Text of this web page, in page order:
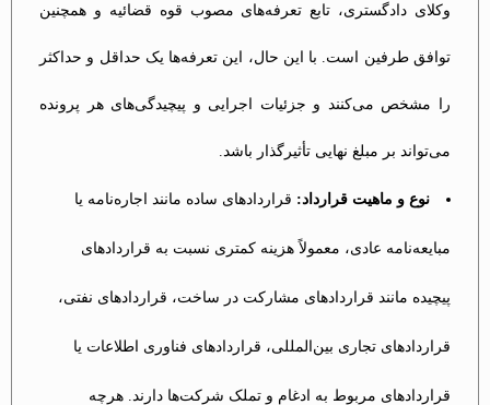
وکلای دادگستری، تابع تعرفه‌های مصوب قوه قضائیه و همچنین
توافق طرفین است. با این حال، این تعرفه‌ها یک حداقل و حداکثر
را مشخص می‌کنند و جزئیات اجرایی و پیچیدگی‌های هر پرونده
می‌تواند بر مبلغ نهایی تأثیرگذار باشد.
نوع و ماهیت قرارداد: قراردادهای ساده مانند اجاره‌نامه یا
مبایعه‌نامه عادی، معمولاً هزینه کمتری نسبت به قراردادهای
پیچیده مانند قراردادهای مشارکت در ساخت، قراردادهای نفتی،
قراردادهای تجاری بین‌المللی، قراردادهای فناوری اطلاعات یا
قراردادهای مربوط به ادغام و تملک شرکت‌ها دارند. هرچه